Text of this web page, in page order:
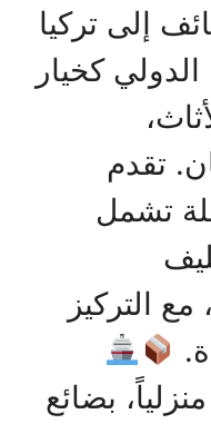
إلى تركيا
كخيار
تقدم
تشمل
مع التركيز
بضائع